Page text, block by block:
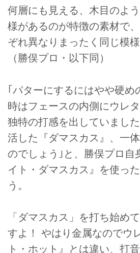
何層にも見える、木目のよ
様があるのが特徴の素材で
ぞれ異なりまったく同じ模
（勝俣プロ・以下同）
｢パターにするにはやや硬め
時はフェースの内側にウレ
独特の打感を出していまし
活した『ダマスカス』、一
のでしょう｣と、勝俣プロ自
イト・ダマスカス』を使っ
う。
「ダマスカス」を打ち始め
すよ！ やはり金属なのでウ
ト・ホット』とは違い、打